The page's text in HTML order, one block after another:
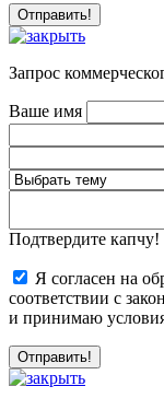
Запрос
Ваше имя
Подтвердите капчу!
Я согласен на
соответствии с
и принимаю